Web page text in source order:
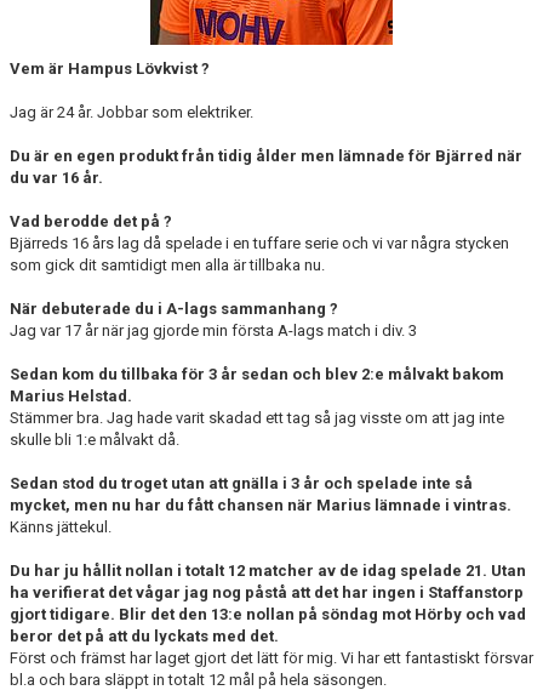
Vem är Hampus Lövkvist ?
Jag är 24 år. Jobbar som elektriker.
Du är en egen produkt från tidig ålder men lämnade för Bjärred när
du var 16 år.
Vad berodde det på ?
Bjärreds 16 års lag då spelade i en tuffare serie och vi var några stycken
som gick dit samtidigt men alla är tillbaka nu.
När debuterade du i A-lags sammanhang ?
Jag var 17 år när jag gjorde min första A-lags match i div. 3
Sedan kom du tillbaka för 3 år sedan och blev 2:e målvakt bakom
Marius Helstad.
Stämmer bra. Jag hade varit skadad ett tag så jag visste om att jag inte
skulle bli 1:e målvakt då.
Sedan stod du troget utan att gnälla i 3 år och spelade inte så
mycket, men nu har du fått chansen när Marius lämnade i vintras.
Känns jättekul.
Du har ju hållit nollan i totalt 12 matcher av de idag spelade 21. Utan
ha verifierat det vågar jag nog påstå att det har ingen i Staffanstorp
gjort tidigare. Blir det den 13:e nollan på söndag mot Hörby och vad
beror det på att du lyckats med det.
Först och främst har laget gjort det lätt för mig. Vi har ett fantastiskt försvar
bl.a och bara släppt in totalt 12 mål på hela säsongen.